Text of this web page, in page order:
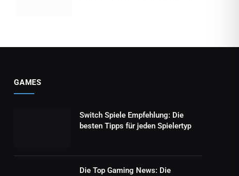
GAMES
Switch Spiele Empfehlung: Die
besten Tipps für jeden Spielertyp
Die Top Gaming News: Die